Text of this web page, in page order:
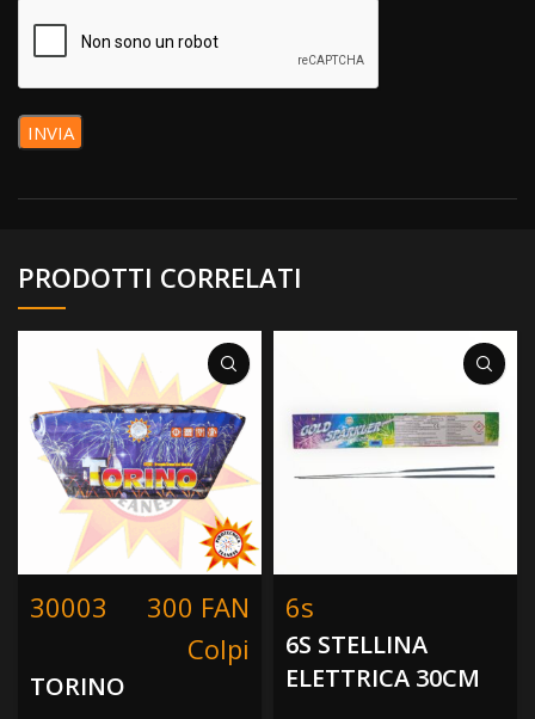
PRODOTTI CORRELATI
30003
300 FAN
Colpi
TORINO
6s
6S STELLINA
ELETTRICA 30CM